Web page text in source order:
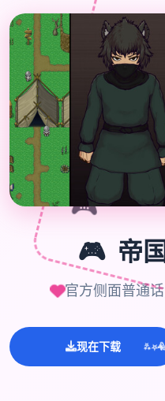
🎮
🎮 帝
官方侧面普通
现在下载 ✨⭐💫